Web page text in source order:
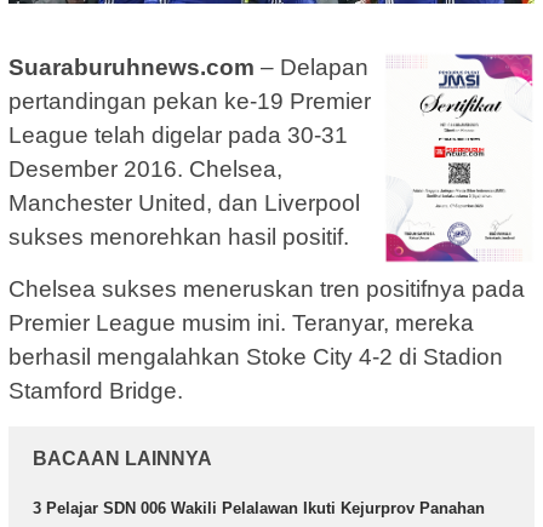
Suaraburuhnews.com – Delapan
pertandingan pekan ke-19 Premier
League telah digelar pada 30-31
Desember 2016. Chelsea,
Manchester United, dan Liverpool
sukses menorehkan hasil positif.
Chelsea sukses meneruskan tren positifnya pada
Premier League musim ini. Teranyar, mereka
berhasil mengalahkan Stoke City 4-2 di Stadion
Stamford Bridge.
BACAAN LAINNYA
3 Pelajar SDN 006 Wakili Pelalawan Ikuti Kejurprov Panahan